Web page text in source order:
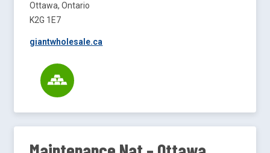
Ottawa, Ontario
K2G 1E7
giantwholesale.ca